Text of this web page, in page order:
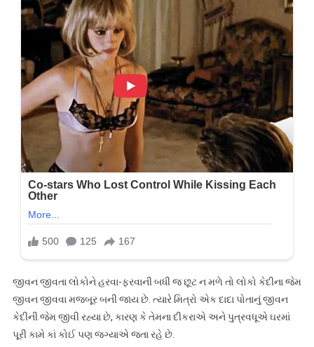
જીવન જીવતા લોકોને હરવા-ફરવાની બધી જ છૂટ ન મળે તો લોકો કેદીના જેમ
જીવન જીવવા મજબૂર બની જાય છે. ત્યારે મિત્રો એક દાદા પોતાનું જીવન
કેદીની જેમ જીવી રહ્યા છે, કારણ કે તેમના દીકરાએ અને પુત્રવધૂએ ઘરમાં
પૂરી કામે કાં કોઈ પણ જગ્યાએ જતા રહે છે.